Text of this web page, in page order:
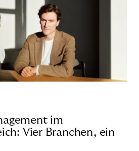
im
Vier Branchen, ein